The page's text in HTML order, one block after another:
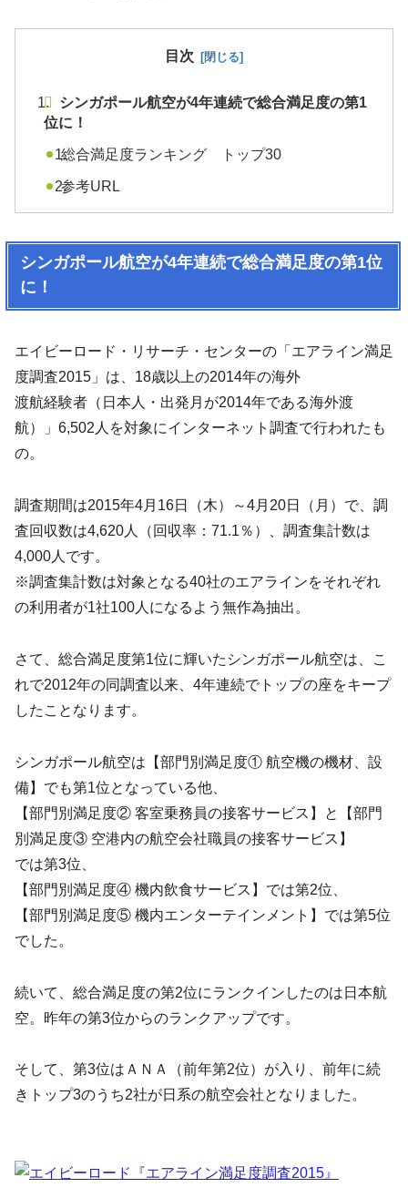
目次
シンガポール航空が4年連続で総合満足度の第1
位に！
総合満足度ランキング トップ30
参考URL
シンガポール航空が4年連続で総合満足度の第1位
に！
エイビーロード・リサーチ・センターの「エアライン満足
度調査2015」は、18歳以上の2014年の海外
渡航経験者（日本人・出発月が2014年である海外渡
航）」6,502人を対象にインターネット調査で行われたも
の。
調査期間は2015年4月16日（木）～4月20日（月）で、調
査回収数は4,620人（回収率：71.1％）、調査集計数は
4,000人です。
※調査集計数は対象となる40社のエアラインをそれぞれ
の利用者が1社100人になるよう無作為抽出。
さて、総合満足度第1位に輝いたシンガポール航空は、こ
れで2012年の同調査以来、4年連続でトップの座をキープ
したことなります。
シンガポール航空は【部門別満足度① 航空機の機材、設
備】でも第1位となっている他、
【部門別満足度② 客室乗務員の接客サービス】と【部門
別満足度③ 空港内の航空会社職員の接客サービス】
では第3位、
【部門別満足度④ 機内飲食サービス】では第2位、
【部門別満足度⑤ 機内エンターテインメント】では第5位
でした。
続いて、総合満足度の第2位にランクインしたのは日本航
空。昨年の第3位からのランクアップです。
そして、第3位はＡＮＡ（前年第2位）が入り、前年に続
きトップ3のうち2社が日系の航空会社となりました。